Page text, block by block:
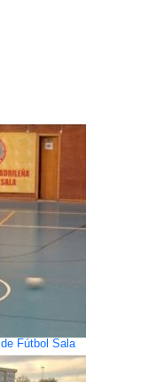
Fútbol Sala